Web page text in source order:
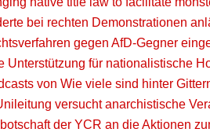
bei rechten Demonstrationen
gegen AfD-Gegner
Unterstützung für nationalistische
von Wie viele sind hinter
versucht anarchistische
der YCR an die Aktionen